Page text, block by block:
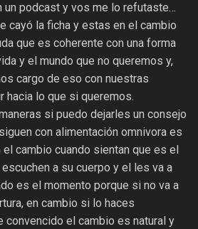
un podcast y vos me lo refutaste…
cayó la ficha y estas en el cambio
que es coherente con una forma
y el mundo que no queremos y,
cargo de eso con nuestras
hacia lo que si queremos.
si puedo dejarles un consejo
con alimentación omnivora es
el cambio cuando sientan que es el
a su cuerpo y el les va a
es el momento porque si no va a
en cambio si lo haces
convencido el cambio es natural y